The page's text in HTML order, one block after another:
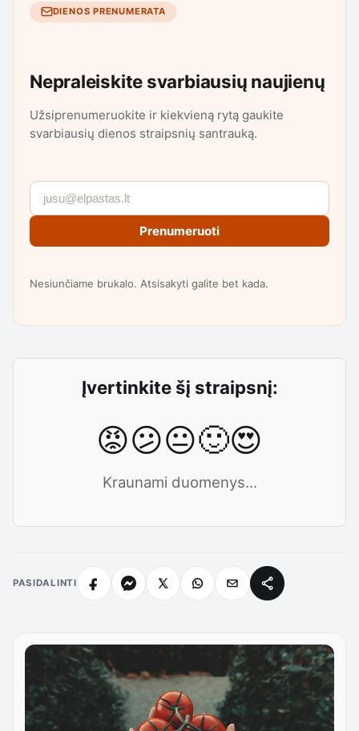
DIENOS PRENUMERATA
Nepraleiskite svarbiausių naujienų
Užsiprenumeruokite ir kiekvieną rytą gaukite
svarbiausių dienos straipsnių santrauką.
Prenumeruoti
Nesiunčiame brukalo. Atsisakyti galite bet kada.
Įvertinkite šį straipsnį:
😡😕😐🙂😍
Kraunami duomenys...
PASIDALINTI